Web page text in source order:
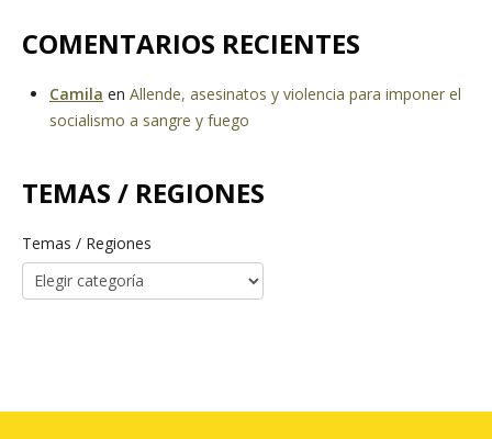
COMENTARIOS RECIENTES
Camila en Allende, asesinatos y violencia para imponer el
socialismo a sangre y fuego
TEMAS / REGIONES
Temas / Regiones